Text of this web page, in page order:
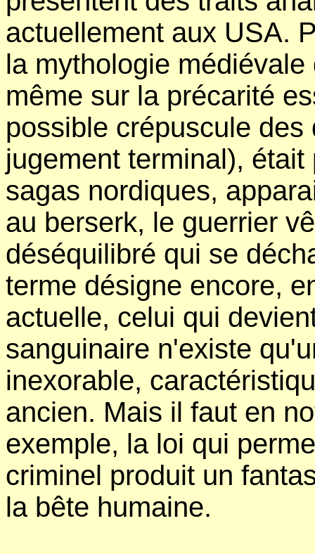
actuellement aux USA.
la mythologie
même sur la précarité
possible crépuscule
jugement terminal),
sagas nordiques,
au berserk, le guerrier
déséquilibré qui se
terme désigne encore,
actuelle, celui qui
sanguinaire n'existe
inexorable,
ancien. Mais il faut en
exemple, la loi qui
criminel produit un
la bête humaine.